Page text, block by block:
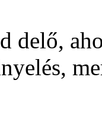
delő,